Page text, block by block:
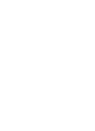
せる身体作りを」